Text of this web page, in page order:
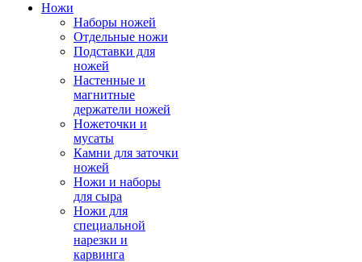
Ножи
Наборы ножей
Отдельные ножи
Подставки для
ножей
Настенные и
магнитные
держатели ножей
Ножеточки и
мусаты
Камни для заточки
ножей
Ножи и наборы
для сыра
Ножи для
специальной
нарезки и
карвинга